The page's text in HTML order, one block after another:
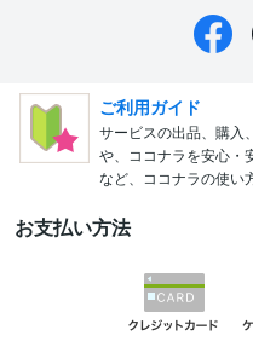
ご利用ガイド
サービスの出品、購入
や、ココナラを安心・
など、ココナラの使い
お支払い方法